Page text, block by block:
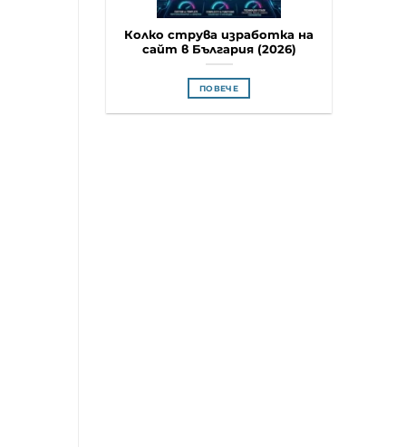
Колко струва изработка на
сайт в България (2026)
ПОВЕЧЕ